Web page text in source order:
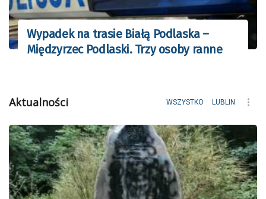
Wypadek na trasie Białą Podlaska –
Międzyrzec Podlaski. Trzy osoby ranne
Aktualności WSZYSTKO LUBLIN